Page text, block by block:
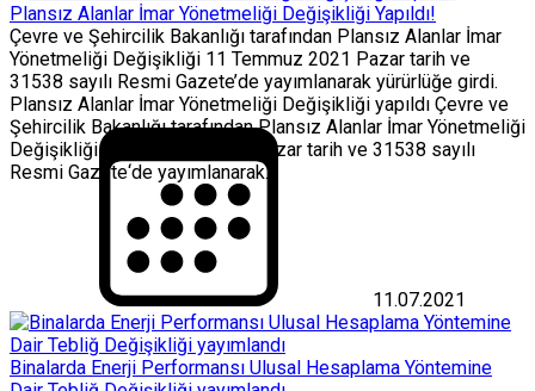
Plansız Alanlar İmar Yönetmeliği Değişikliği Yapıldı!
Çevre ve Şehircilik Bakanlığı tarafından Plansız Alanlar İmar
Yönetmeliği Değişikliği 11 Temmuz 2021 Pazar tarih ve
31538 sayılı Resmi Gazete’de yayımlanarak yürürlüğe girdi.
Plansız Alanlar İmar Yönetmeliği Değişikliği yapıldı Çevre ve
Şehircilik Bakanlığı tarafından Plansız Alanlar İmar Yönetmeliği
Değişikliği 11 Temmuz 2021 Pazar tarih ve 31538 sayılı
Resmi Gazete‘de yayımlanarak...
11.07.2021
Binalarda Enerji Performansı Ulusal Hesaplama Yöntemine